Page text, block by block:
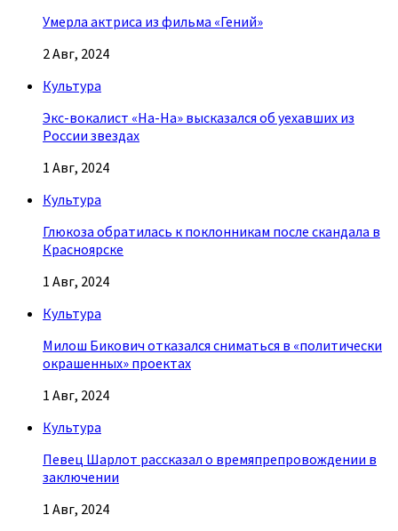
Умерла актриса из фильма «Гений»
2 Авг, 2024
Культура
Экс-вокалист «На-На» высказался об уехавших из
России звездах
1 Авг, 2024
Культура
Глюкоза обратилась к поклонникам после скандала в
Красноярске
1 Авг, 2024
Культура
Милош Бикович отказался сниматься в «политически
окрашенных» проектах
1 Авг, 2024
Культура
Певец Шарлот рассказал о времяпрепровождении в
заключении
1 Авг, 2024